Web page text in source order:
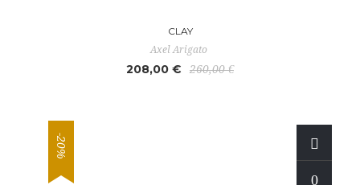
CLAY
Axel Arigato
208,00 € 260,00 €
-20%